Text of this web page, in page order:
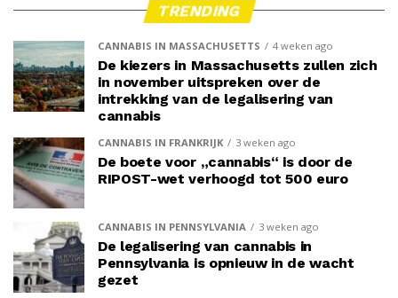
TRENDING
CANNABIS IN MASSACHUSETTS 4 weken ago
De kiezers in Massachusetts zullen zich
in november uitspreken over de
intrekking van de legalisering van
cannabis
CANNABIS IN FRANKRIJK 3 weken ago
De boete voor „cannabis“ is door de
RIPOST-wet verhoogd tot 500 euro
CANNABIS IN PENNSYLVANIA 3 weken ago
De legalisering van cannabis in
Pennsylvania is opnieuw in de wacht
gezet